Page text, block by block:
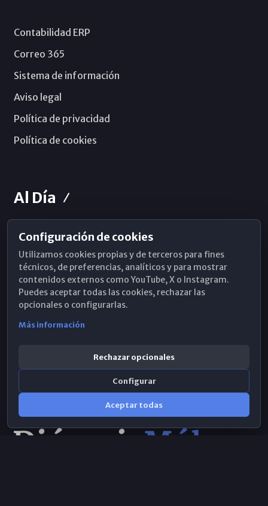
Contabilidad ERP
Correo 365
Sistema de información
Aviso legal
Política de privacidad
Política de cookies
Al Día
Horarios de Misa
Hemeroteca
WhatsApp
Configuración de cookies
Utilizamos cookies propias y de terceros para fines
técnicos, de preferencias, analíticos y para mostrar
contenidos externos como YouTube, X o Instagram.
Puedes aceptar todas las cookies, rechazar las
opcionales o configurarlas.
Más información
Rechazar opcionales
Configurar
Aceptar todas